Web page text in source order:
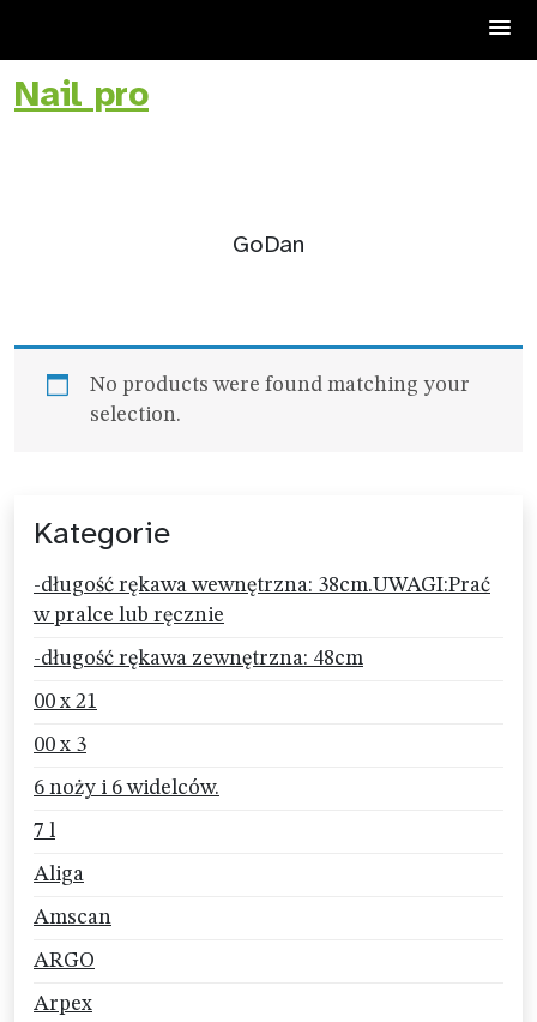
Skip
toNail pro
GoDan
No products were found matching your
selection.
Kategorie
-długość rękawa wewnętrzna: 38cm.UWAGI:Prać
w pralce lub ręcznie
-długość rękawa zewnętrzna: 48cm
00 x 21
00 x 3
6 noży i 6 widelców.
7 l
Aliga
Amscan
ARGO
Arpex